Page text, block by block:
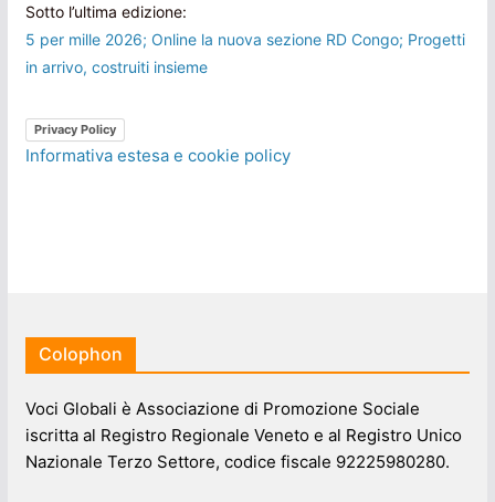
Sotto l’ultima edizione:
5 per mille 2026; Online la nuova sezione RD Congo; Progetti
in arrivo, costruiti insieme
Privacy Policy
Informativa estesa e cookie policy
Colophon
Voci Globali è Associazione di Promozione Sociale
iscritta al Registro Regionale Veneto e al Registro Unico
Nazionale Terzo Settore, codice fiscale 92225980280.